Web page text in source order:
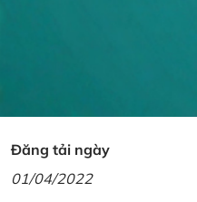
Đăng tải ngày
01/04/2022